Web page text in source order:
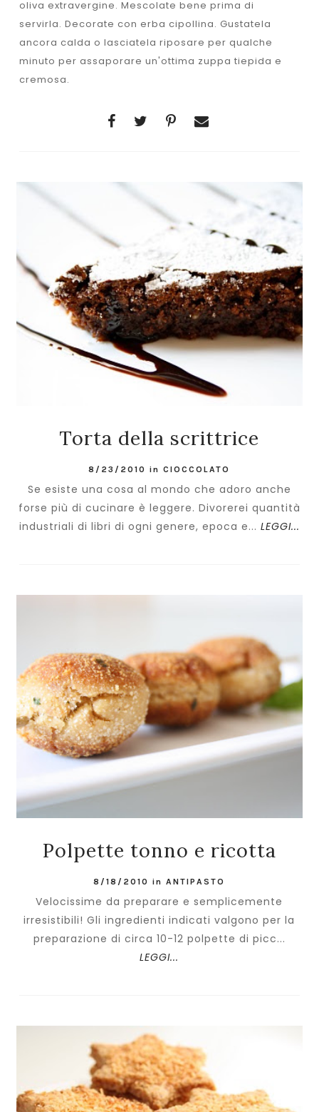
oliva extravergine. Mescolate bene prima di
servirla. Decorate con erba cipollina. Gustatela
ancora calda o lasciatela riposare per qualche
minuto per assaporare un'ottima zuppa tiepida e
cremosa.
Torta della scrittrice
8/23/2010 inCIOCCOLATO
Se esiste una cosa al mondo che adoro anche
forse più di cucinare è leggere. Divorerei quantità
industriali di libri di ogni genere, epoca e... LEGGI...
Polpette tonno e ricotta
8/18/2010 inANTIPASTO
Velocissime da preparare e semplicemente
irresistibili! Gli ingredienti indicati valgono per la
preparazione di circa 10-12 polpette di picc...
LEGGI...